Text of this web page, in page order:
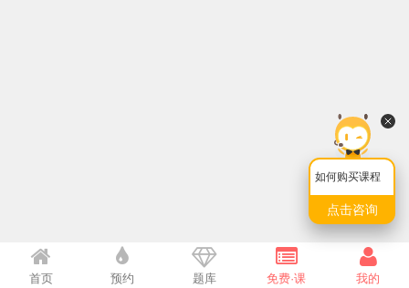
如何购买课程
点击咨询
首页 预约 题库 免费·课 我的